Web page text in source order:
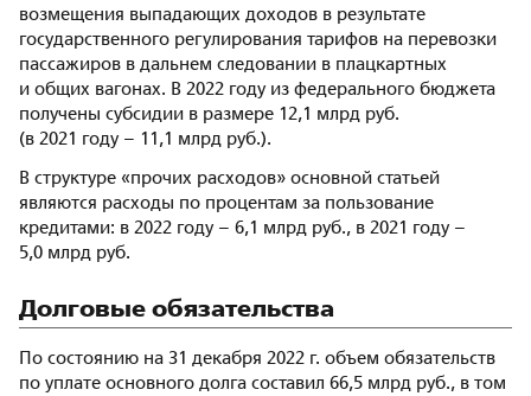
возмещения выпадающих доходов в результате
государственного регулирования тарифов на перевозки
пассажиров в дальнем следовании в плацкартных
и общих вагонах. В 2022 году из федерального бюджета
получены субсидии в размере 12,1 млрд руб.
(в 2021 году – 11,1 млрд руб.).
В структуре «прочих расходов» основной статьей
являются расходы по процентам за пользование
кредитами: в 2022 году – 6,1 млрд руб., в 2021 году –
5,0 млрд руб.
Долговые обязательства
По состоянию на 31 декабря 2022 г. объем обязательств
по уплате основного долга составил 66,5 млрд руб., в том